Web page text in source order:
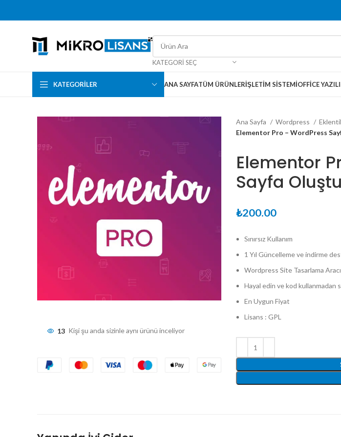
KATEGORI SEÇ
KATEGORILER ANA SAYFATÜM ÜRÜNLERİŞLETIM SISTEMIOFFICE
13 Kişi şu anda sizinle aynı ürünü inceliyor
Ana Sayfa Wordpress
Elementor Pro – WordPress
Elementor
Sayfa
₺200.00
Sınırsız Kullanım
1 Yıl Güncelleme ve indirme
Wordpress Site Tasarlama Aracı
Hayal edin ve kod kullanmadan
En Uygun Fiyat
Lisans : GPL